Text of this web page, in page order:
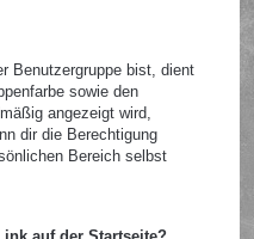
Benutzergruppe bist, dient
sowie den
angezeigt wird,
dir die Berechtigung
Bereich selbst